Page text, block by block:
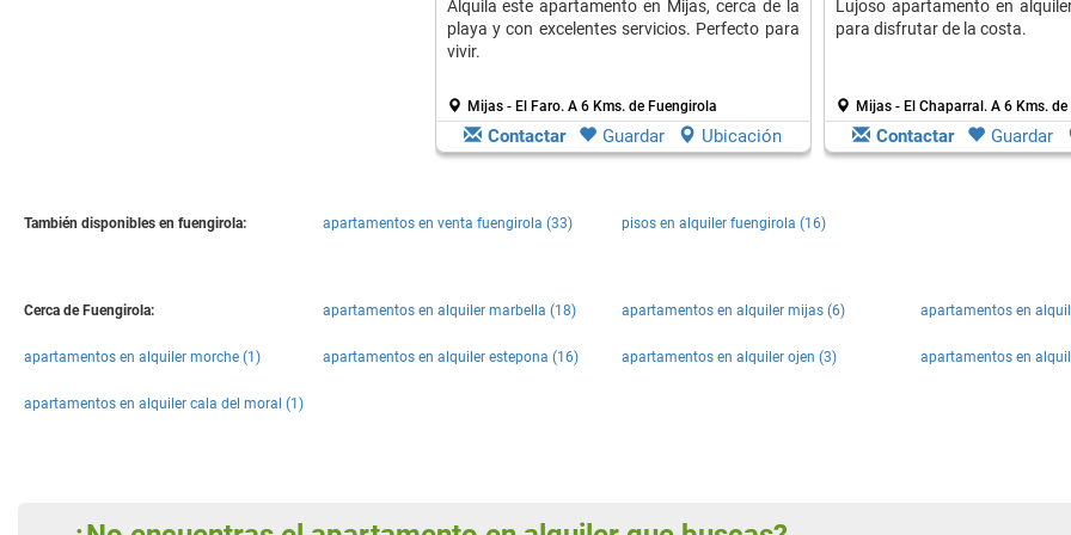
Alquila este apartamento en Mijas, cerca de la
playa y con excelentes servicios. Perfecto para
vivir.
Mijas - El Faro. A 6 Kms. de Fuengirola
Contactar Guardar Ubicación
Lujoso apartamento en
para disfrutar de la costa.
Mijas - El Chaparral. A 6 Kms.
Contactar Guardar
También disponibles en fuengirola: apartamentos en venta fuengirola (33) pisos en alquiler fuengirola (16)
Cerca de Fuengirola: apartamentos en alquiler marbella (18) apartamentos en alquiler mijas (6) apartamentos en
apartamentos en alquiler morche (1) apartamentos en alquiler estepona (16) apartamentos en alquiler ojen (3) apartamentos en
apartamentos en alquiler cala del moral (1)